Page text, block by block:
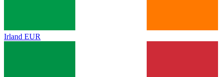
Irland EUR